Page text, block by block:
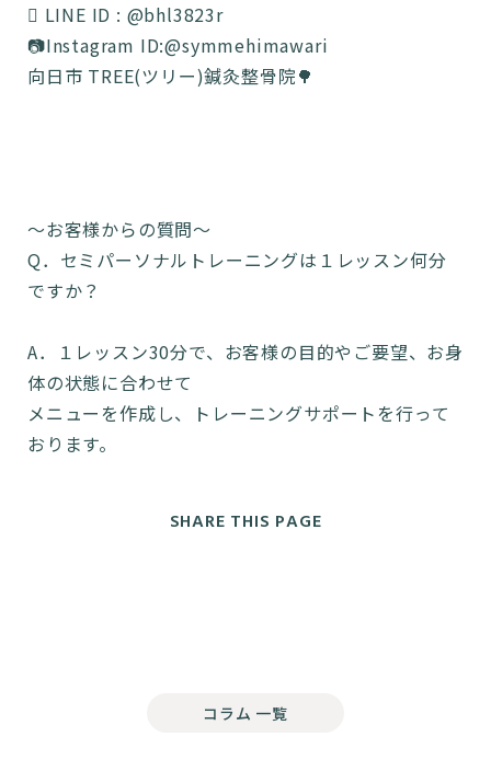
 LINE ID : @bhl3823r
📷Instagram ID:@symmehimawari
向日市 TREE(ツリー)鍼灸整骨院🌳
〜お客様からの質問〜
Q．セミパーソナルトレーニングは１レッスン何分
ですか？
A．１レッスン30分で、お客様の目的やご要望、お身
体の状態に合わせて
メニューを作成し、トレーニングサポートを行って
おります。
SHARE THIS PAGE
コラム 一覧